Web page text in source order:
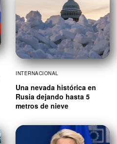
INTERNACIONAL
Una nevada histórica en
Rusia dejando hasta 5
metros de nieve